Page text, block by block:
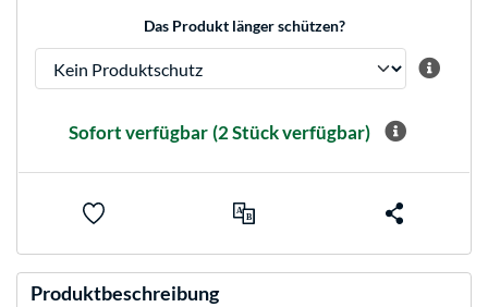
Das Produkt länger schützen?
Sofort verfügbar (2 Stück verfügbar)
Produktbeschreibung